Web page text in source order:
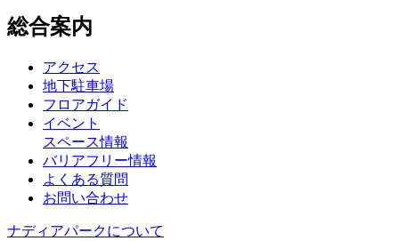
総合案内
アクセス
地下駐車場
フロアガイド
イベント
スペース情報
バリアフリー情報
よくある質問
お問い合わせ
ナディアパークについて